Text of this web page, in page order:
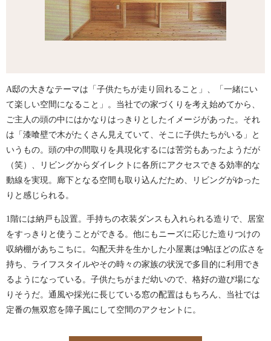
A邸の大きなテーマは「子供たちが走り回れること」、「一緒にい
て楽しい空間になること」。当社での家づくりを考え始めてから、
ご主人の頭の中にはかなりはっきりとしたイメージがあった。それ
は「漆喰壁で木がたくさん見えていて、そこに子供たちがいる」と
いうもの。頭の中の間取りを具現化するには苦労もあったようだが
（笑）、リビングからダイレクトに各所にアクセスできる効率的な
動線を実現。廊下となる空間も取り込んだため、リビングがゆった
りと感じられる。
1階には納戸も設置。手持ちの衣装ダンスも入れられる造りで、居室
をすっきりと使うことができる。他にもニーズに応じた造りつけの
収納棚があちこちに。勾配天井を生かした小屋裏は9帖ほどの広さを
持ち、ライフスタイルやその時々の家族の状況で多目的に利用でき
るようになっている。子供たちがまだ幼いので、格好の遊び場にな
りそうだ。通風や採光に長じている窓の配置はもちろん、当社では
定番の無双窓を障子風にして空間のアクセントに。